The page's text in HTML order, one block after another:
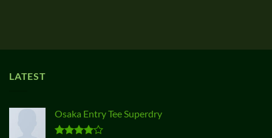
LATEST
Osaka Entry Tee Superdry